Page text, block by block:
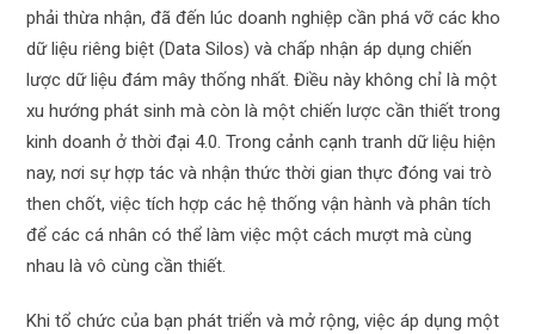
phải thừa nhận, đã đến lúc doanh nghiệp cần phá vỡ các kho
dữ liệu riêng biệt (Data Silos) và chấp nhận áp dụng chiến
lược dữ liệu đám mây thống nhất. Điều này không chỉ là một
xu hướng phát sinh mà còn là một chiến lược cần thiết trong
kinh doanh ở thời đại 4.0. Trong cảnh cạnh tranh dữ liệu hiện
nay, nơi sự hợp tác và nhận thức thời gian thực đóng vai trò
then chốt, việc tích hợp các hệ thống vận hành và phân tích
để các cá nhân có thể làm việc một cách mượt mà cùng
nhau là vô cùng cần thiết.
Khi tổ chức của bạn phát triển và mở rộng, việc áp dụng một